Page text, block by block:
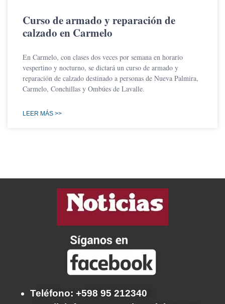
Curso de armado y reparación de
calzado en Carmelo
En Carmelo, con clases dos veces por semana en horario
vespertino y nocturno, se dictará un curso de armado y
reparación de calzado destinado a personas de Nueva Palmira,
Carmelo, Conchillas y Ombúes de Lavalle.
LEER MÁS >>
Teléfono: +598 95 212340